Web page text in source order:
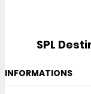
SPL
INFORMATIONS